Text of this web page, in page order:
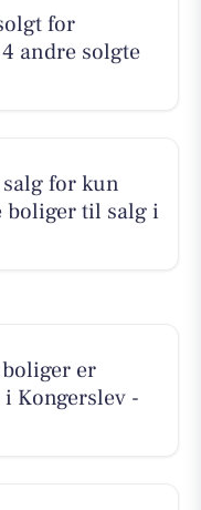
for
andre solgte
for kun
boliger til salg i
er
Kongerslev -